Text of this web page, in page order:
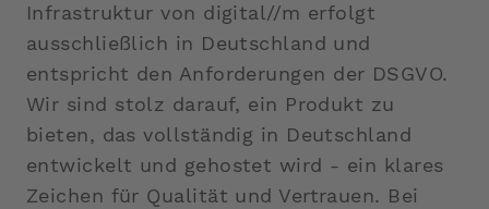
Infrastruktur von digital//m erfolgt
ausschließlich in Deutschland und
entspricht den Anforderungen der DSGVO.
Wir sind stolz darauf, ein Produkt zu
bieten, das vollständig in Deutschland
entwickelt und gehostet wird - ein klares
Zeichen für Qualität und Vertrauen. Bei